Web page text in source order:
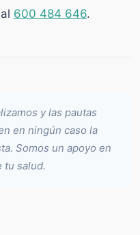
600 484 646.
y las pautas
en ningún caso la
Somos un apoyo en
tu salud.